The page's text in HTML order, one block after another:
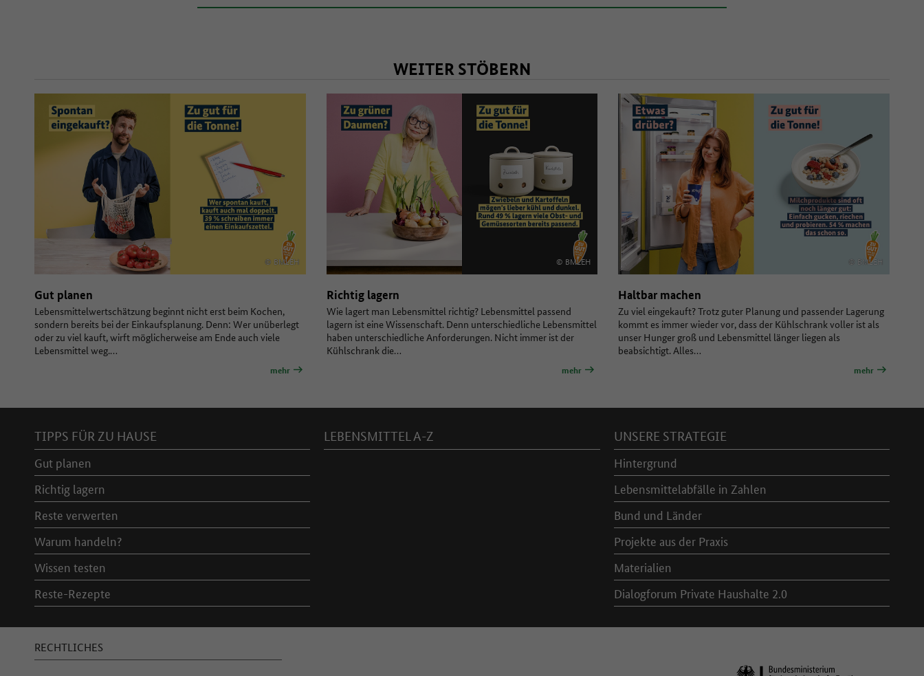
WEITER STÖBERN
© BMLEH
Gut planen
Lebensmittelwertschätzung beginnt nicht erst beim Kochen,
sondern bereits bei der Einkaufsplanung. Denn: Wer unüberlegt
oder zu viel kauft, wirft möglicherweise am Ende auch viele
Lebensmittel weg.…
mehr
© BMLEH
Richtig lagern
Wie lagert man Lebensmittel richtig? Lebensmittel passend
lagern ist eine Wissenschaft. Denn unterschiedliche Lebensmittel
haben unterschiedliche Anforderungen. Nicht immer ist der
Kühlschrank die…
mehr
© BMLEH
Haltbar machen
Zu viel eingekauft? Trotz guter Planung und passender Lagerung
kommt es immer wieder vor, dass der Kühlschrank voller ist als
unser Hunger groß und Lebensmittel länger liegen als
beabsichtigt. Alles…
mehr
TIPPS FÜR ZU HAUSE
Gut planen
Richtig lagern
Reste verwerten
Warum handeln?
Wissen testen
Reste-Rezepte
LEBENSMITTEL A-Z
UNSERE STRATEGIE
Hintergrund
Lebensmittelabfälle in Zahlen
Bund und Länder
Projekte aus der Praxis
Materialien
Dialogforum Private Haushalte 2.0
RECHTLICHES